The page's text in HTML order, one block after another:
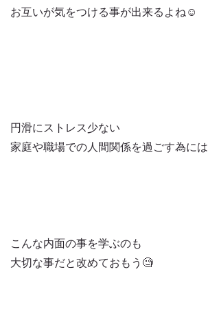
お互いが気をつける事が出来るよね☺️
円滑にストレス少ない
家庭や職場での人間関係を過ごす為には
こんな内面の事を学ぶのも
大切な事だと改めておもう🧐